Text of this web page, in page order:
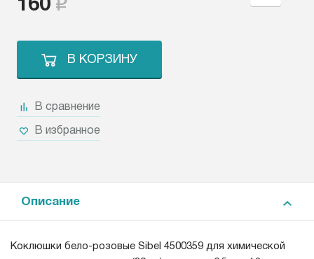
160
В КОРЗИНУ
В сравнение
В избранное
Описание
Коклюшки бело-розовые Sibel 4500359 для химической